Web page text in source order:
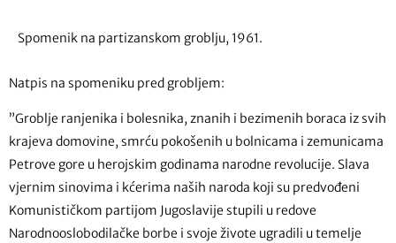
Spomenik na partizanskom groblju, 1961.
Natpis na spomeniku pred grobljem:
”Groblje ranjenika i bolesnika, znanih i bezimenih boraca iz svih
krajeva domovine, smrću pokošenih u bolnicama i zemunicama
Petrove gore u herojskim godinama narodne revolucije. Slava
vjernim sinovima i kćerima naših naroda koji su predvođeni
Komunističkom partijom Jugoslavije stupili u redove
Narodnooslobodilačke borbe i svoje živote ugradili u temelje